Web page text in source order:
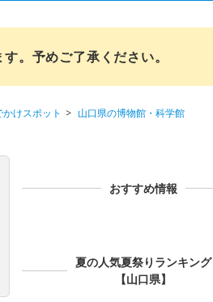
。予めご了承ください。
けスポット
山口県の博物館・科学館
おすすめ情報
夏の人気夏祭りランキング
【山口県】